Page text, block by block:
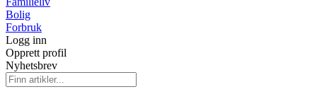
Bolig
Forbruk
Logg inn
Opprett profil
Nyhetsbrev